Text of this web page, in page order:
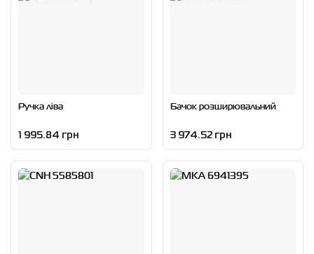
Ручка ліва
1 995.84 грн
Бачок розширювальний
3 974.52 грн